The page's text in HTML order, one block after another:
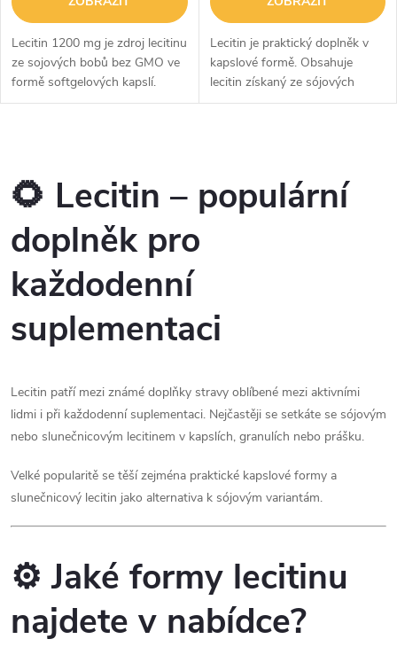
Lecitin 1200 mg je zdroj lecitinu
ze sojových bobů bez GMO ve
formě softgelových kapslí.
Sojový lecitin je bohatý na
Lecitin je praktický doplněk v
kapslové formě. Obsahuje
lecitin získaný ze sójových
bobů. Také vitamin E, který
v
l
á
d
a
í
p
r
v
y
v
🌻 Lecitin – populární
doplněk pro
každodenní
suplementaci
Lecitin patří mezi známé doplňky stravy oblíbené mezi aktivními
lidmi i při každodenní suplementaci. Nejčastěji se setkáte se sójovým
nebo slunečnicovým lecitinem v kapslích, granulích nebo prášku.
Velké popularitě se těší zejména praktické kapslové formy a
slunečnicový lecitin jako alternativa k sójovým variantám.
⚙️ Jaké formy lecitinu
najdete v nabídce?